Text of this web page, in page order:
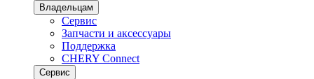
Владельцам
Сервис
Запчасти и аксессуары
Поддержка
CHERY Connect
Сервис